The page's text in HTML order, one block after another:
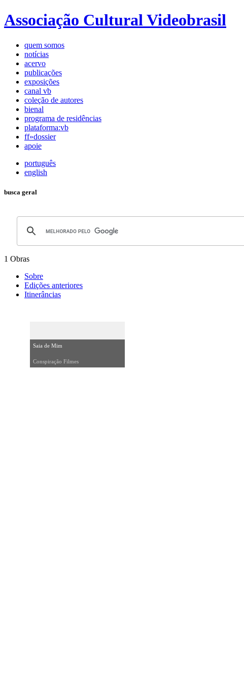
Associação Cultural Videobrasil
quem somos
notícias
acervo
publicações
exposições
canal vb
coleção de autores
bienal
programa de residências
plataforma:vb
ff»dossier
apoie
português
english
busca geral
1 Obras
Sobre
Edições anteriores
Itinerâncias
Saia de Mim
Conspiração Filmes